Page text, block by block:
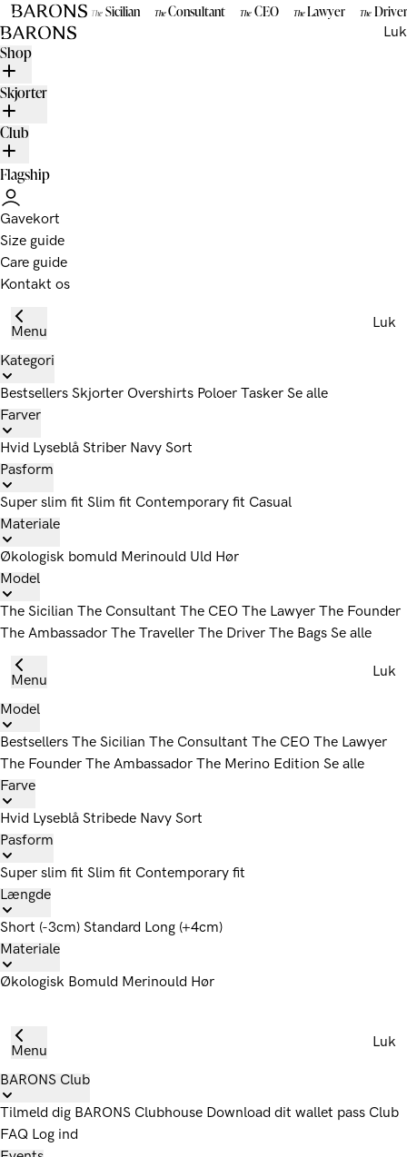
Gå til indhold
BARONS
The Sicilian The Consultant The CEO The Lawyer The Driver
Luk
Shop
Skjorter
Club
Flagship
Gavekort
Size guide
Care guide
Kontakt os
Menu
Luk
Kategori
Bestsellers Skjorter Overshirts Poloer Tasker Se alle
Farver
Hvid Lyseblå Striber Navy Sort
Pasform
Super slim fit Slim fit Contemporary fit Casual
Materiale
Økologisk bomuld Merinould Uld Hør
Model
The Sicilian The Consultant The CEO The Lawyer The Founder
The Ambassador The Traveller The Driver The Bags Se alle
Menu
Luk
Model
Bestsellers The Sicilian The Consultant The CEO The Lawyer
The Founder The Ambassador The Merino Edition Se alle
Farve
Hvid Lyseblå Stribede Navy Sort
Pasform
Super slim fit Slim fit Contemporary fit
Længde
Short (-3cm) Standard Long (+4cm)
Materiale
Økologisk Bomuld Merinould Hør
Menu
Luk
BARONS Club
Tilmeld dig BARONS Clubhouse Download dit wallet pass Club
FAQ Log ind